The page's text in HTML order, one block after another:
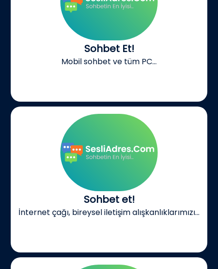
Sohbet Et!
Mobil sohbet ve tüm PC...
Sohbet et!
İnternet çağı, bireysel iletişim alışkanlıklarımızı...